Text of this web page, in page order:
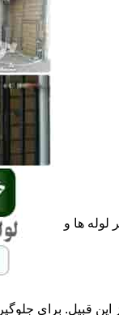
ها و
این قبیل. برای